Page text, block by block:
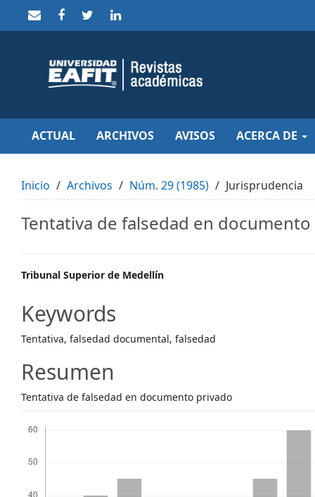
to
Main
Navigation
Content
Sidebar
ACTUAL ARCHIVOS AVISOS ACERCA DE
Inicio Archivos Núm. 29 (1985) Jurisprudencia
Tentativa de falsedad en
Main
Article
Content
Tribunal Superior de Medellín
Keywords
Tentativa, falsedad documental, falsedad
Resumen
Tentativa de falsedad en documento privado